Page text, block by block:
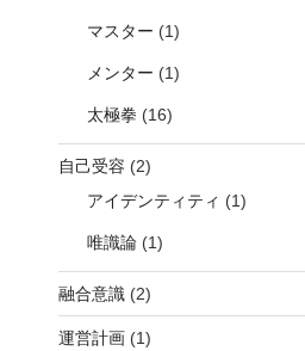
マスター (1)
メンター (1)
太極拳 (16)
自己受容 (2)
アイデンティティ (1)
唯識論(1)
融合意識(2)
運営計画(1)